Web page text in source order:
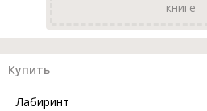
книге
Купить
Лабиринт